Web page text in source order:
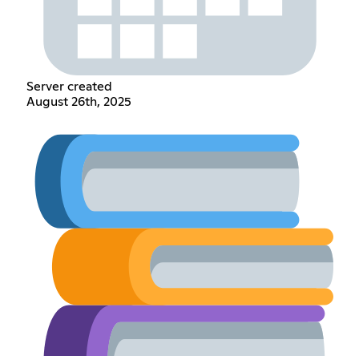
Server created
August 26th, 2025